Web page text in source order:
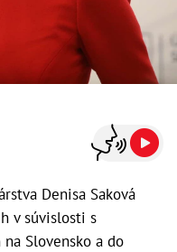
Denisa Saková
v súvislosti s
Slovensko a do